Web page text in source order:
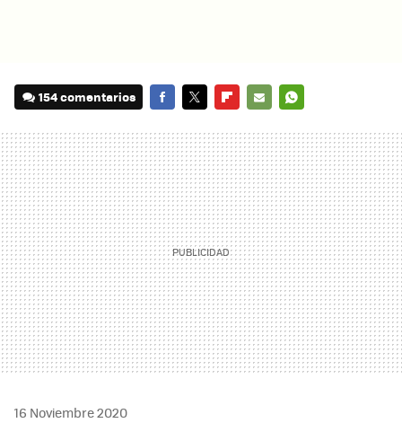
154 comentarios
MAIL
16 Noviembre 2020